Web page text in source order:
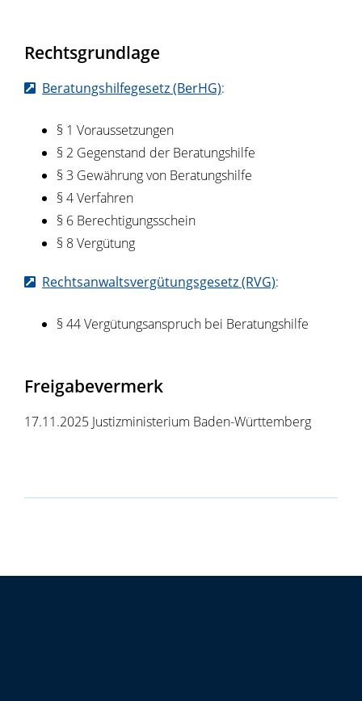
Rechtsgrundlage
Beratungshilfegesetz (BerHG):
§ 1 Voraussetzungen
§ 2 Gegenstand der Beratungshilfe
§ 3 Gewährung von Beratungshilfe
§ 4 Verfahren
§ 6 Berechtigungsschein
§ 8 Vergütung
Rechtsanwaltsvergütungsgesetz (RVG):
§ 44 Vergütungsanspruch bei Beratungshilfe
Freigabevermerk
17.11.2025 Justizministerium Baden-Württemberg